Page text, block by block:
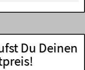
Du Deinen